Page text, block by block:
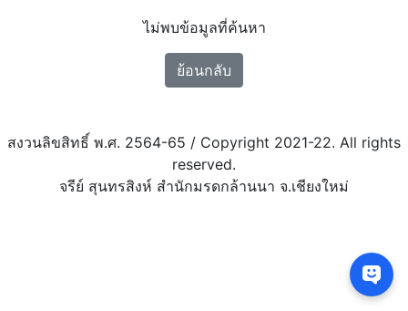
ไม่พบข้อมูลที่ค้นหา
ย้อนกลับ
สงวนลิขสิทธิ์ พ.ศ. 2564-65 / Copyright 2021-22. All rights
reserved.
จรีย์ สุนทรสิงห์ สำนักมรดกล้านนา จ.เชียงใหม่